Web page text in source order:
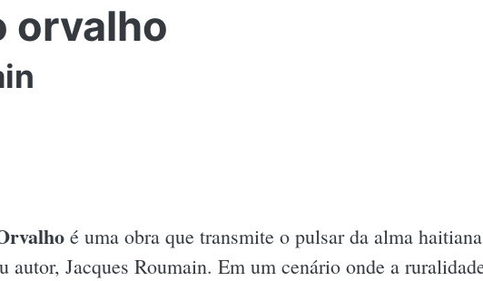
orvalho
é uma obra que transmite o pulsar da alma
autor, Jacques Roumain. Em um cenário onde a